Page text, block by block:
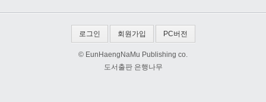
로그인 회원가입 PC버전
© EunHaengNaMu Publishing co.
도서출판 은행나무